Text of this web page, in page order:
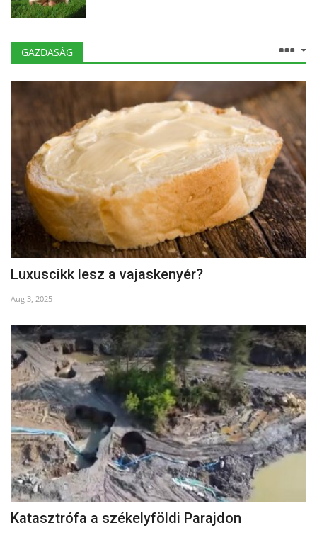
GAZDASÁG
Luxuscikk lesz a vajaskenyér?
Aug 3, 2025
Katasztrófa a székelyföldi Parajdon